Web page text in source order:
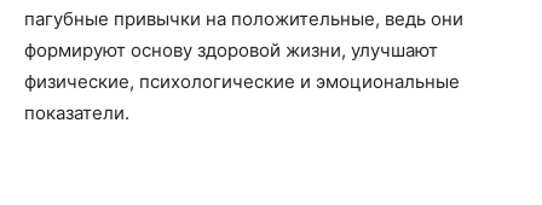
пагубные привычки на положительные, ведь они
формируют основу здоровой жизни, улучшают
физические, психологические и эмоциональные
показатели.